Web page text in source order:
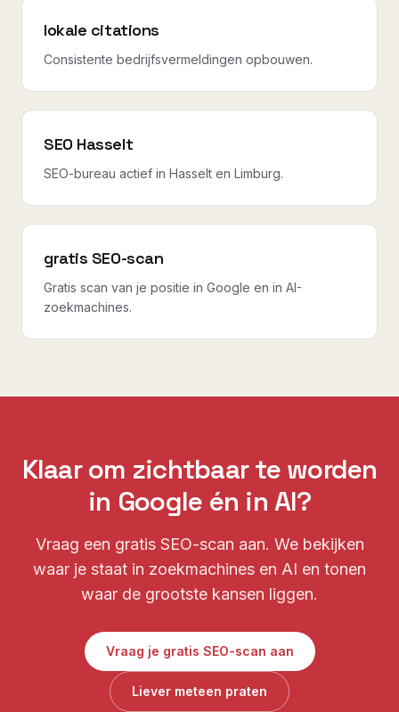
lokale citations
Consistente bedrijfsvermeldingen opbouwen.
SEO Hasselt
SEO-bureau actief in Hasselt en Limburg.
gratis SEO-scan
Gratis scan van je positie in Google en in AI-
zoekmachines.
Klaar om zichtbaar te worden
in Google én in AI?
Vraag een gratis SEO-scan aan. We bekijken
waar je staat in zoekmachines en AI en tonen
waar de grootste kansen liggen.
Vraag je gratis SEO-scan aan
Liever meteen praten